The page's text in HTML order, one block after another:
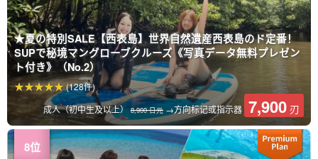
★夏の特別SALE【西表島】世界自然遺産西表島のド定番！
SUPで秘境マングローブクルーズ《写真データ無料プレゼン
ト付き》（No.2）
成人（初中生及以上）8,900 日元 →方向标记或指示器 7,900 刃
(128件)